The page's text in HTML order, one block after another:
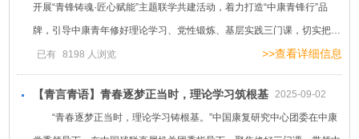
开展“青锋铸魂·匠心赋能”主题联学共建活动，着力打造“中康青锋行”品
牌，引导中康青年修好理论学习、党性锻炼、基层实践三门课，切实把…
>>查看详细信息
已有 8198 人浏览
【青言青语】青春逐梦正当时，理论学习筑根基 2025-09-02
“青春逐梦正当时，理论学习铸根基。”中国康复研究中心团委在中康